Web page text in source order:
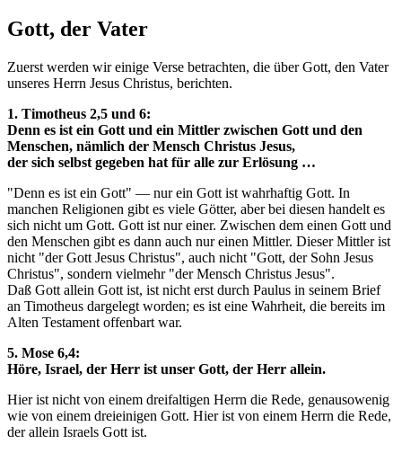
Gott, der Vater
Zuerst werden wir einige Verse betrachten, die über Gott, den Vater
unseres Herrn Jesus Christus, berichten.
1. Timotheus 2,5 und 6:
Denn es ist ein Gott und ein Mittler zwischen Gott und den
Menschen, nämlich der Mensch Christus Jesus,
der sich selbst gegeben hat für alle zur Erlösung …
"Denn es ist ein Gott" — nur ein Gott ist wahrhaftig Gott. In
manchen Religionen gibt es viele Götter, aber bei diesen handelt es
sich nicht um Gott. Gott ist nur einer. Zwischen dem einen Gott und
den Menschen gibt es dann auch nur einen Mittler. Dieser Mittler ist
nicht "der Gott Jesus Christus", auch nicht "Gott, der Sohn Jesus
Christus", sondern vielmehr "der Mensch Christus Jesus".
Daß Gott allein Gott ist, ist nicht erst durch Paulus in seinem Brief
an Timotheus dargelegt worden; es ist eine Wahrheit, die bereits im
Alten Testament offenbart war.
5. Mose 6,4:
Höre, Israel, der Herr ist unser Gott, der Herr allein.
Hier ist nicht von einem dreifaltigen Herrn die Rede, genausowenig
wie von einem dreieinigen Gott. Hier ist von einem Herrn die Rede,
der allein Israels Gott ist.